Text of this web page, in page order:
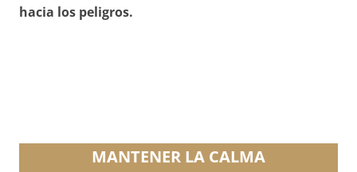
hacia los peligros.
MANTENER LA CALMA